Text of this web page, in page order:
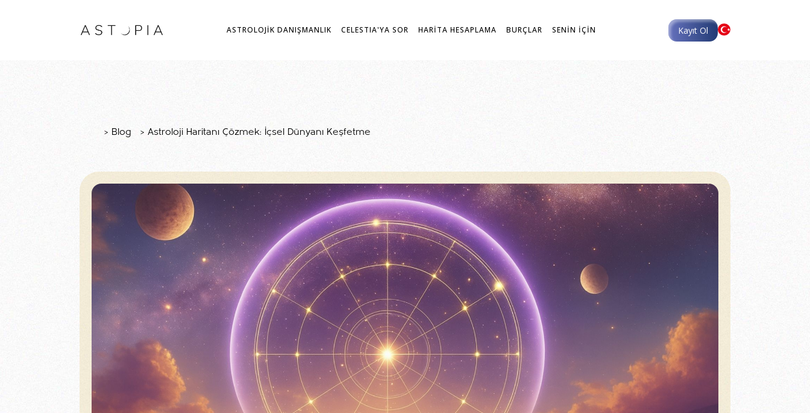
ASTROLOJİK DANIŞMANLIK CELESTIA'YA SOR HARİTA HESAPLAMA BURÇLAR SENİN İÇİN Kayıt Ol
> Blog > Astroloji Haritanı Çözmek: İçsel Dünyanı Keşfetme